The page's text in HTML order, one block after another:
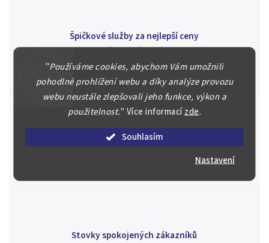
"Používáme cookies, abychom Vám umožnili
pohodlné prohlížení webu a díky analýze provozu
webu neustále zlepšovali jeho funkce, výkon a
použitelnost." Více informacízde.
Souhlasím
Nastavení
Špičkové služby za nejlepší ceny
Náš kolektiv specialistů a znalců se Vám bude plně věnovat.
Posoudíme kvalitu a pravost Vašeho materiálu, prodáme v naší
aukci nebo Vám poradíme kam investovat.
Jsme zde pro Vás nepřetržitě již od roku 2000
Během té doby jsme v našich aukcích prodali významné sbírky i
jednotlivé kusy unikátních mincí, bankovek, řádů a vyznamenání
Stovky spokojených zákazníků